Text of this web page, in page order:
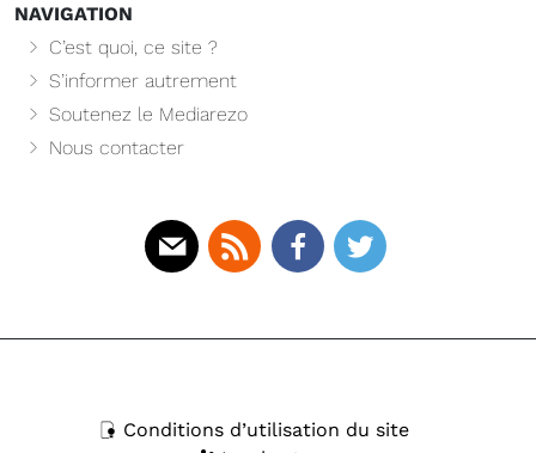
NAVIGATION
C’est quoi, ce site ?
S’informer autrement
Soutenez le Mediarezo
Nous contacter
Conditions d’utilisation du site